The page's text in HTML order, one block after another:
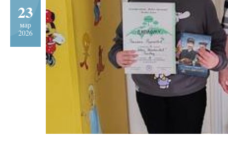
23
мар
2026